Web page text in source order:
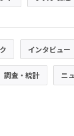
インタビュー
調査・統計 ニ